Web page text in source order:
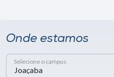
Onde estamos
Selecione o campus